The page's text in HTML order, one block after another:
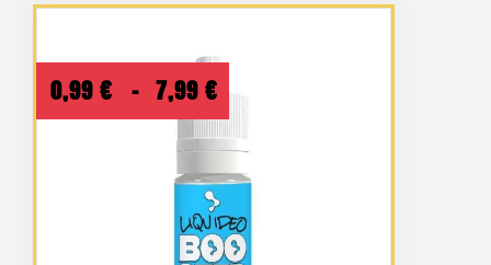
0,99 € – 7,99 € Plage
de
prix :
0,99 €
à